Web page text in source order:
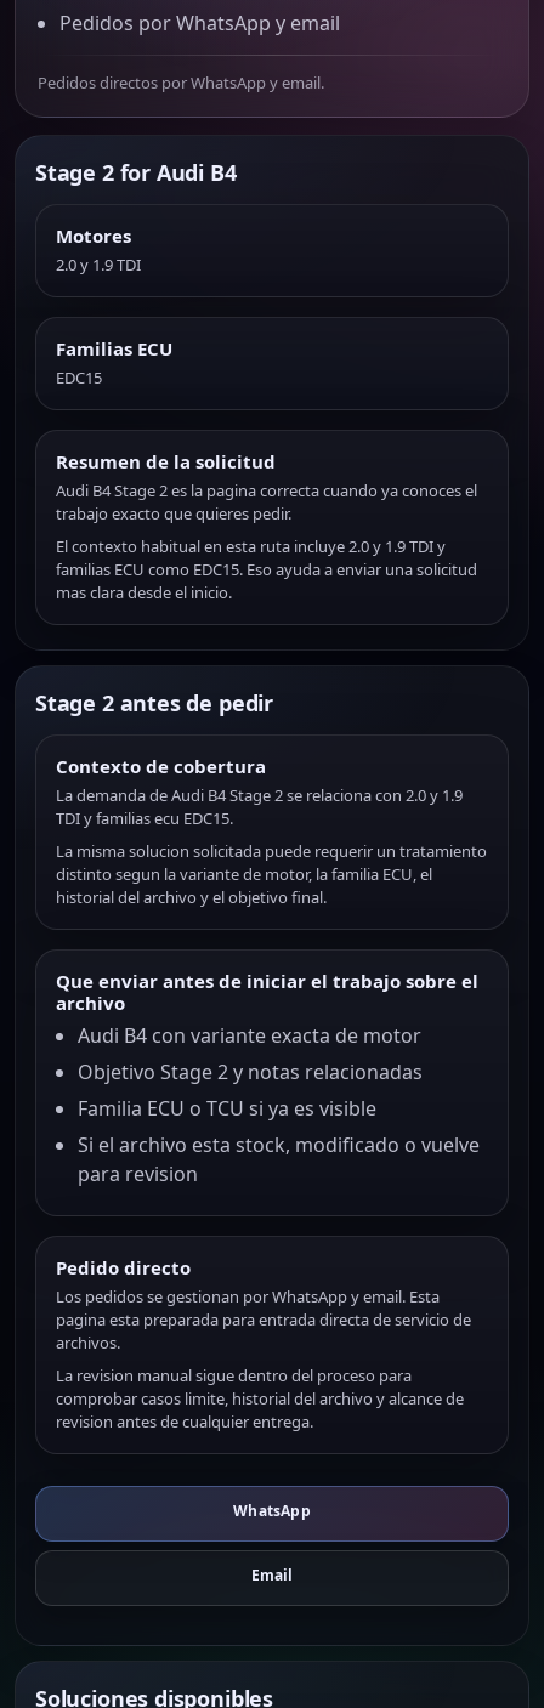
Pedidos por WhatsApp y email
Pedidos directos por WhatsApp y email.
Stage 2 for Audi B4
Motores
2.0 y 1.9 TDI
Familias ECU
EDC15
Resumen de la solicitud
Audi B4 Stage 2 es la pagina correcta cuando ya conoces el
trabajo exacto que quieres pedir.
El contexto habitual en esta ruta incluye 2.0 y 1.9 TDI y
familias ECU como EDC15. Eso ayuda a enviar una solicitud
mas clara desde el inicio.
Stage 2 antes de pedir
Contexto de cobertura
La demanda de Audi B4 Stage 2 se relaciona con 2.0 y 1.9
TDI y familias ecu EDC15.
La misma solucion solicitada puede requerir un tratamiento
distinto segun la variante de motor, la familia ECU, el
historial del archivo y el objetivo final.
Que enviar antes de iniciar el trabajo sobre el
archivo
Audi B4 con variante exacta de motor
Objetivo Stage 2 y notas relacionadas
Familia ECU o TCU si ya es visible
Si el archivo esta stock, modificado o vuelve
para revision
Pedido directo
Los pedidos se gestionan por WhatsApp y email. Esta
pagina esta preparada para entrada directa de servicio de
archivos.
La revision manual sigue dentro del proceso para
comprobar casos limite, historial del archivo y alcance de
revision antes de cualquier entrega.
WhatsApp
Email
Soluciones disponibles